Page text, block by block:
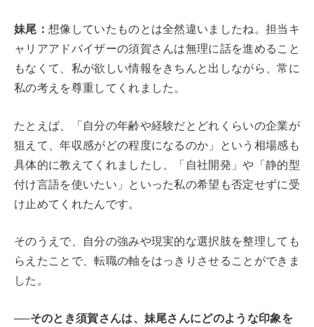
妹尾： 想像していたものとは全然違いましたね。担当キ
ャリアアドバイザーの須賀さんは無理に話を進めること
もなくて、私が欲しい情報をきちんと出しながら、常に
私の考えを尊重してくれました。
たとえば、「自分の年齢や経験だとどれくらいの企業が
狙えて、年収感がどの程度になるのか」という相場感も
具体的に教えてくれましたし、「自社開発」や「静的型
付け言語を使いたい」といった私の希望も否定せずに受
け止めてくれたんです。
そのうえで、自分の強みや現実的な選択肢を整理しても
らえたことで、転職の軸をはっきりさせることができま
した。
──そのとき須賀さんは、妹尾さんにどのような印象を